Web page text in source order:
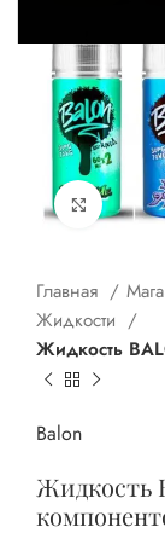
Главная
Жидкости
Жидкость
Balon
Жидкость